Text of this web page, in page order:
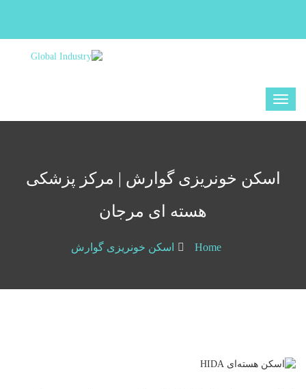
اسکن خونریزی گوارش | مرکز پزشکی
هسته ای مرجان
Home اسکن خونریزی گوارش